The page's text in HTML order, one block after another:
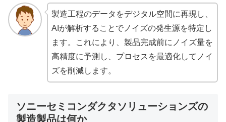
製造工程のデータをデジタル空間に再現し、
AIが解析することでノイズの発生源を特定し
ます。これにより、製品完成前にノイズ量を
高精度に予測し、プロセスを最適化してノイ
ズを削減します。
ソニーセミコンダクタソリューションズの
製造製品は何か